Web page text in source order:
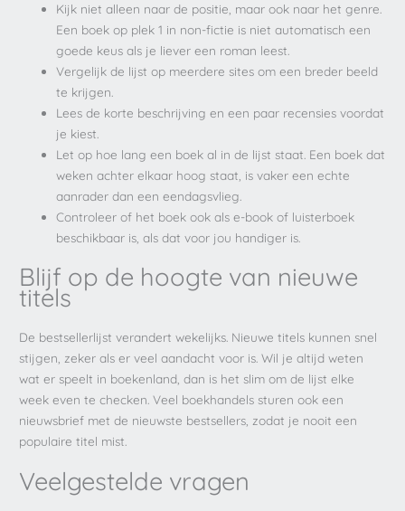
Kijk niet alleen naar de positie, maar ook naar het genre.
Een boek op plek 1 in non-fictie is niet automatisch een
goede keus als je liever een roman leest.
Vergelijk de lijst op meerdere sites om een breder beeld
te krijgen.
Lees de korte beschrijving en een paar recensies voordat
je kiest.
Let op hoe lang een boek al in de lijst staat. Een boek dat
weken achter elkaar hoog staat, is vaker een echte
aanrader dan een eendagsvlieg.
Controleer of het boek ook als e-book of luisterboek
beschikbaar is, als dat voor jou handiger is.
Blijf op de hoogte van nieuwe
titels
De bestsellerlijst verandert wekelijks. Nieuwe titels kunnen snel
stijgen, zeker als er veel aandacht voor is. Wil je altijd weten
wat er speelt in boekenland, dan is het slim om de lijst elke
week even te checken. Veel boekhandels sturen ook een
nieuwsbrief met de nieuwste bestsellers, zodat je nooit een
populaire titel mist.
Veelgestelde vragen